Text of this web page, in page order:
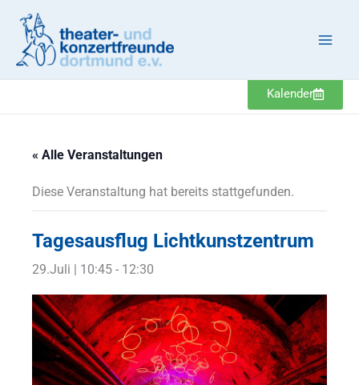
Inhalt
springen
Kalender
« Alle Veranstaltungen
Diese Veranstaltung hat bereits stattgefunden.
Tagesausflug Lichtkunstzentrum
29.Juli | 10:45 - 12:30